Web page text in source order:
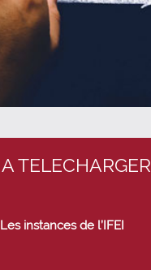
A TELECHARGER
Les instances de l’IFEI